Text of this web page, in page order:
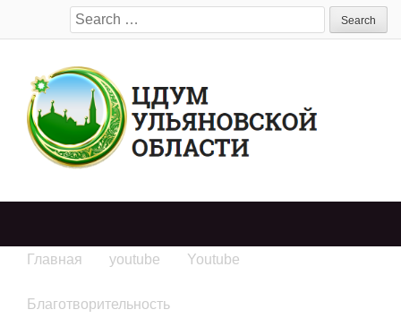
Search
for:
Главная youtube Youtube
Благотворительность